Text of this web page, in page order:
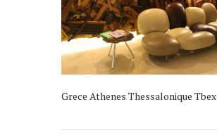
Grece Athenes Thessalonique Tbex